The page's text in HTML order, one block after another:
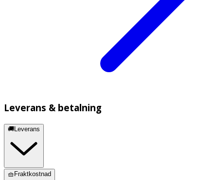
Leverans & betalning
🚚Leverans
🧺Fraktkostnad